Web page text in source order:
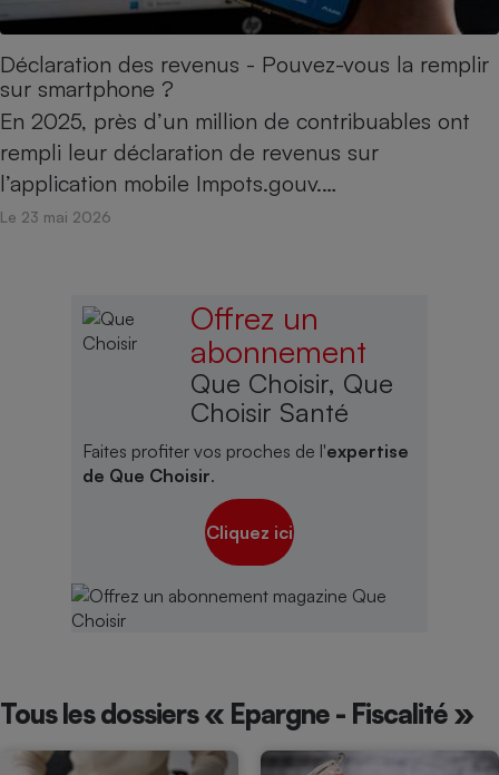
Déclaration des revenus - Pouvez-vous la remplir
sur smartphone ?
En 2025, près d’un million de contribuables ont
rempli leur déclaration de revenus sur
l’application mobile Impots.gouv.…
Le 23 mai 2026
Offrez un
abonnement
Que Choisir, Que
Choisir Santé
Faites profiter vos proches de l'expertise
de Que Choisir.
Cliquez ici
Tous les dossiers « Epargne - Fiscalité »